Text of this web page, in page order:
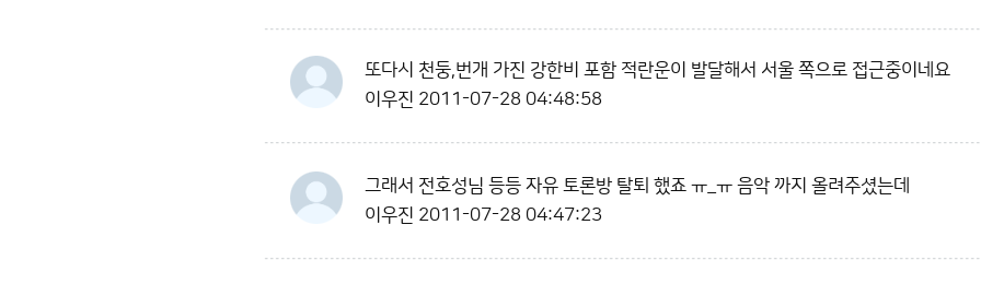
또다시 천둥,번개 가진 강한비 포함 적란운이 발달해서 서울 쪽으로 접근중이네요
이우진 2011-07-28 04:48:58
그래서 전호성님 등등 자유 토론방 탈퇴 했죠 ㅠ_ㅠ 음악 까지 올려주셨는데
이우진 2011-07-28 04:47:23